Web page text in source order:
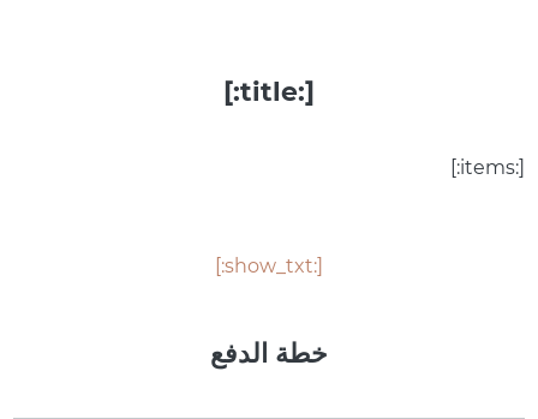
[:title:]
[:items:]
[:show_txt:]
خطة الدفع